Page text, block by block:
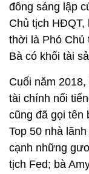
đông sáng lập
Chủ tịch HĐQT,
thời là Phó
Bà có khối tài
Cuối năm
tài chính nổi
cũng đã gọi tên
Top 50 nhà
cạnh những
tịch Fed; bà